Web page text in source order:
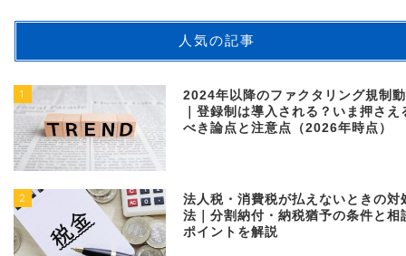
人気の記事
1
2024年以降のファクタリング規制
｜登録制は導入される？いま押さえ
べき論点と注意点（2026年時点）
2
法人税・消費税が払えないときの対
法｜分割納付・納税猶予の条件と相
ポイントを解説